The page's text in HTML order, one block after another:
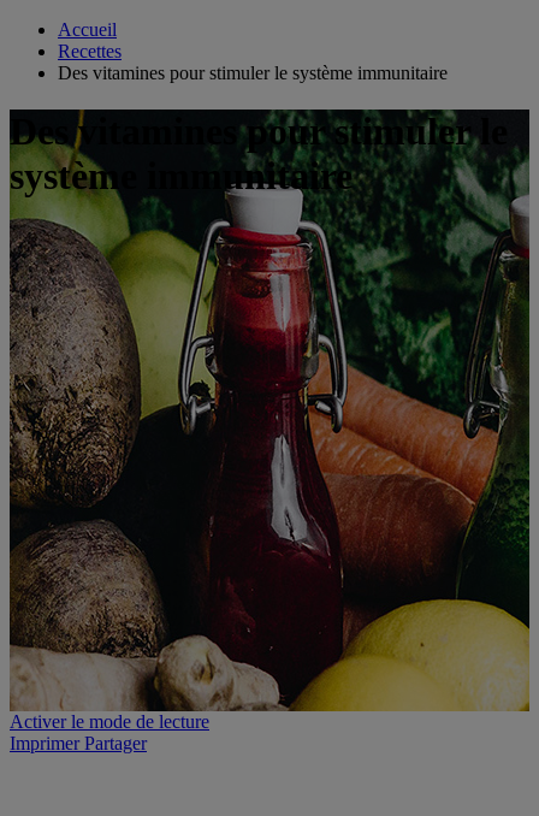
Accueil
Recettes
Des vitamines pour stimuler le système immunitaire
Des vitamines pour stimuler le
système immunitaire
Activer le mode de lecture
Imprimer Partager